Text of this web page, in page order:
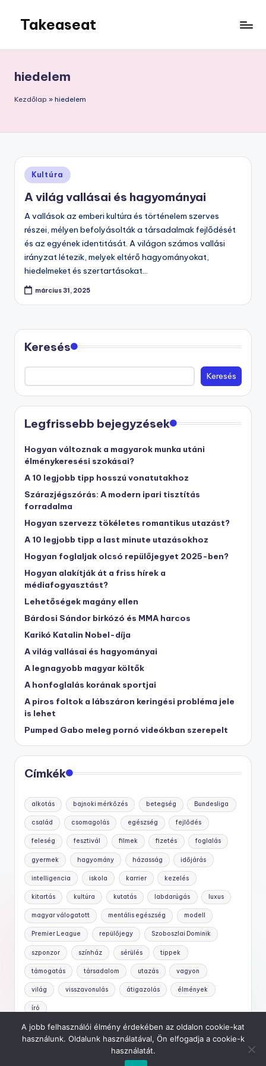
content
Takeaseat
hiedelem
Kezdőlap » hiedelem
Posted
in
Kultúra
A világ vallásai és hagyományai
A vallások az emberi kultúra és történelem szerves
részei, mélyen befolyásolták a társadalmak fejlődését
és az egyének identitását. A világon számos vallási
irányzat létezik, melyek eltérő hagyományokat,
hiedelmeket és szertartásokat…
március 31, 2025
Keresés
Keresés
Legfrissebb bejegyzések
Hogyan változnak a magyarok munka utáni
élménykeresési szokásai?
A 10 legjobb tipp hosszú vonatutakhoz
Szárazjégszórás: A modern ipari tisztítás
forradalma
Hogyan szervezz tökéletes romantikus utazást?
A 10 legjobb tipp a last minute utazásokhoz
Hogyan foglaljak olcsó repülőjegyet 2025-ben?
Hogyan alakítják át a friss hírek a
médiafogyasztást?
Lehetőségek magány ellen
Bárdosi Sándor birkózó és MMA harcos
Karikó Katalin Nobel-díja
A világ vallásai és hagyományai
A legnagyobb magyar költők
A honfoglalás korának sportjai
A piros foltok a lábszáron keringési probléma jele
is lehet
Pumped Gabo meleg pornó videókban szerepelt
Címkék
alkotás bajnoki mérkőzés betegség Bundesliga
család csomagolás egészség fejlődés
feleség fesztivál filmek fizetés foglalás
gyermek hagyomány házasság időjárás
intelligencia iskola karrier kezelés
kitartás kultúra kutatás labdarúgás luxus
magyar válogatott mentális egészség modell
Premier League repülőjegy Szoboszlai Dominik
szponzor színház sérülés tippek
támogatás társadalom utazás vagyon
világ visszavonulás átigazolás élmények
író
A jobb felhasználói élmény érdekében az oldalon cookie-kat
használunk. Oldalunk használatával, Ön elfogadja a cookie-k
használatát.